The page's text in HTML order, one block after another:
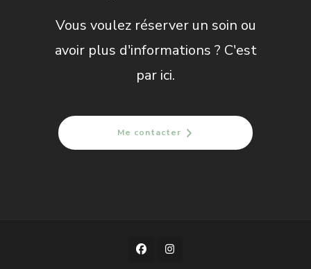
Vous voulez réserver un soin ou
avoir plus d'informations ? C'est
par ici.
Me contacter